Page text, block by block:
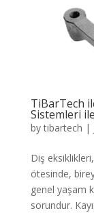
TiBarTech
Sistemleri
bytibartech |
Diş
ötesinde,
genel yaşam
sorundur.